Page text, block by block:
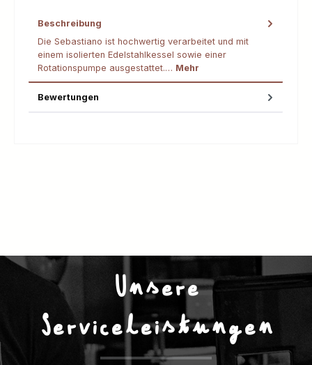
Beschreibung
Die Sebastiano ist hochwertig verarbeitet und mit
einem isolierten Edelstahlkessel sowie einer
Rotationspumpe ausgestattet.… Mehr
Bewertungen
Unsere
Serviceleistungen